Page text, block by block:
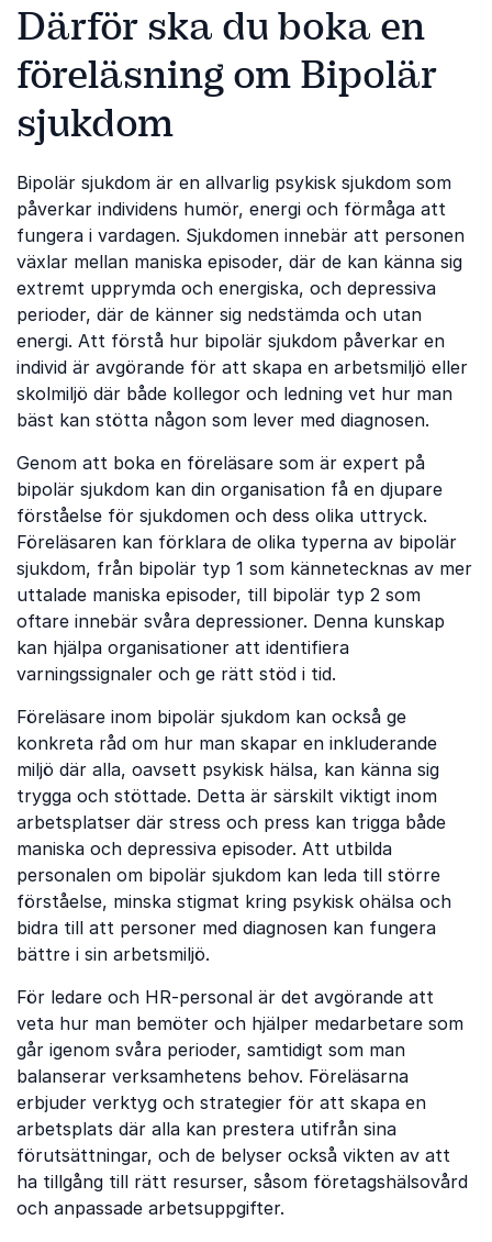
Därför ska du boka en
föreläsning om Bipolär
sjukdom
Bipolär sjukdom är en allvarlig psykisk sjukdom som
påverkar individens humör, energi och förmåga att
fungera i vardagen. Sjukdomen innebär att personen
växlar mellan maniska episoder, där de kan känna sig
extremt upprymda och energiska, och depressiva
perioder, där de känner sig nedstämda och utan
energi. Att förstå hur bipolär sjukdom påverkar en
individ är avgörande för att skapa en arbetsmiljö eller
skolmiljö där både kollegor och ledning vet hur man
bäst kan stötta någon som lever med diagnosen.
Genom att boka en föreläsare som är expert på
bipolär sjukdom kan din organisation få en djupare
förståelse för sjukdomen och dess olika uttryck.
Föreläsaren kan förklara de olika typerna av bipolär
sjukdom, från bipolär typ 1 som kännetecknas av mer
uttalade maniska episoder, till bipolär typ 2 som
oftare innebär svåra depressioner. Denna kunskap
kan hjälpa organisationer att identifiera
varningssignaler och ge rätt stöd i tid.
Föreläsare inom bipolär sjukdom kan också ge
konkreta råd om hur man skapar en inkluderande
miljö där alla, oavsett psykisk hälsa, kan känna sig
trygga och stöttade. Detta är särskilt viktigt inom
arbetsplatser där stress och press kan trigga både
maniska och depressiva episoder. Att utbilda
personalen om bipolär sjukdom kan leda till större
förståelse, minska stigmat kring psykisk ohälsa och
bidra till att personer med diagnosen kan fungera
bättre i sin arbetsmiljö.
För ledare och HR-personal är det avgörande att
veta hur man bemöter och hjälper medarbetare som
går igenom svåra perioder, samtidigt som man
balanserar verksamhetens behov. Föreläsarna
erbjuder verktyg och strategier för att skapa en
arbetsplats där alla kan prestera utifrån sina
förutsättningar, och de belyser också vikten av att
ha tillgång till rätt resurser, såsom företagshälsovård
och anpassade arbetsuppgifter.